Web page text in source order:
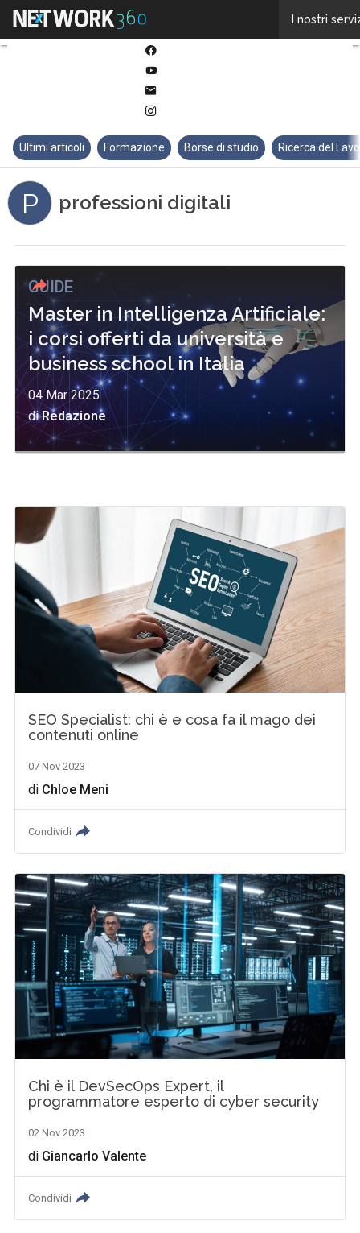
I nostri
Ultimi articoli Formazione Borse di studio Ricerca del
P professioni digitali
GUIDE
Master in Intelligenza Artificiale:
i corsi offerti da università e
business school in Italia
04 Mar 2025
diRedazione
SEO Specialist: chi è e cosa fa il mago dei
contenuti online
07 Nov 2023
di Chloe Meni
Condividi
Chi è il DevSecOps Expert, il
programmatore esperto di cyber security
02 Nov 2023
di Giancarlo Valente
Condividi